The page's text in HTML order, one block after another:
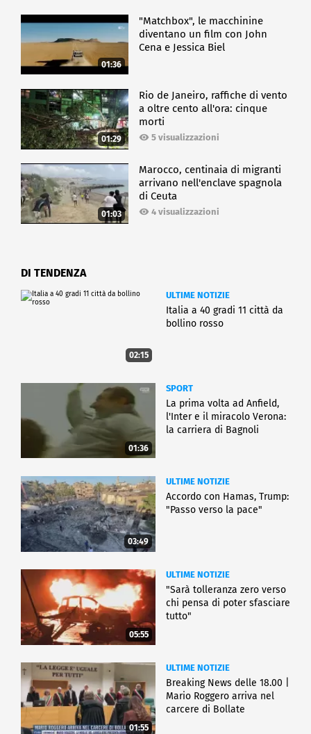
01:36
"Matchbox", le macchinine
diventano un film con John
Cena e Jessica Biel
01:29
Rio de Janeiro, raffiche di vento
a oltre cento all'ora: cinque
morti
5 visualizzazioni
01:03
Marocco, centinaia di migranti
arrivano nell'enclave spagnola
di Ceuta
4 visualizzazioni
DI TENDENZA
02:15
ULTIME NOTIZIE
Italia a 40 gradi 11 città da
bollino rosso
01:36
SPORT
La prima volta ad Anfield,
l'Inter e il miracolo Verona:
la carriera di Bagnoli
03:49
ULTIME NOTIZIE
Accordo con Hamas, Trump:
"Passo verso la pace"
05:55
ULTIME NOTIZIE
"Sarà tolleranza zero verso
chi pensa di poter sfasciare
tutto"
01:55
ULTIME NOTIZIE
Breaking News delle 18.00 |
Mario Roggero arriva nel
carcere di Bollate